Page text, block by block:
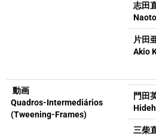
志田
片田
Akio
動画
Quadros-Intermediários
(Tweening-Frames)
門田
三柴